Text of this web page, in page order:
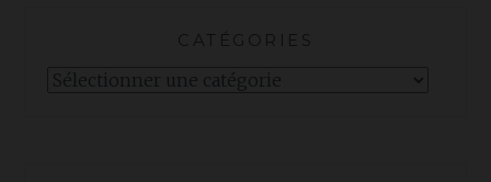
CATÉGORIES
Catégories